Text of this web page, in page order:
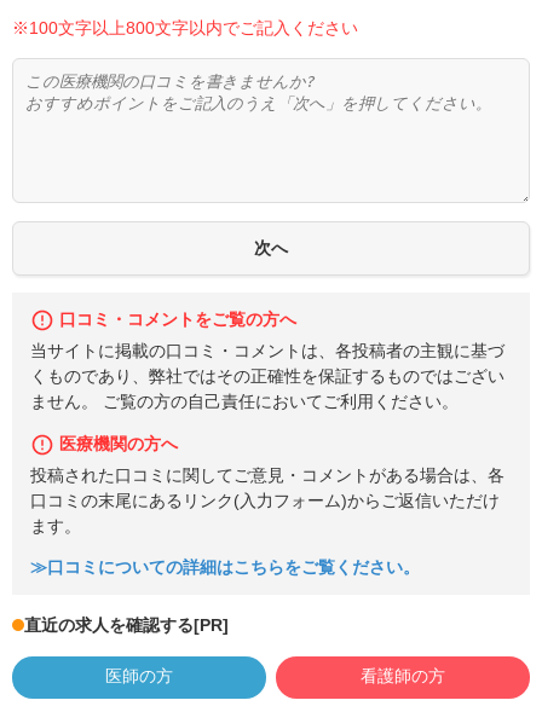
※100文字以上800文字以内でご記入ください
口コミ・コメントをご覧の方へ
当サイトに掲載の口コミ・コメントは、各投稿者の主観に基づ
くものであり、弊社ではその正確性を保証するものではござい
ません。 ご覧の方の自己責任においてご利用ください。
医療機関の方へ
投稿された口コミに関してご意見・コメントがある場合は、各
口コミの末尾にあるリンク(入力フォーム)からご返信いただけ
ます。
≫口コミについての詳細はこちらをご覧ください。
直近の求人を確認する[PR]
医師の方 看護師の方